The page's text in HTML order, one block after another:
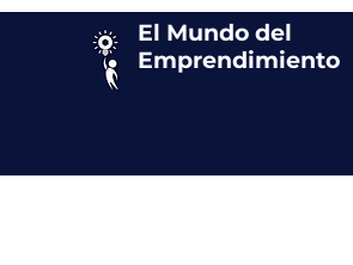
El Mundo del
Emprendimiento